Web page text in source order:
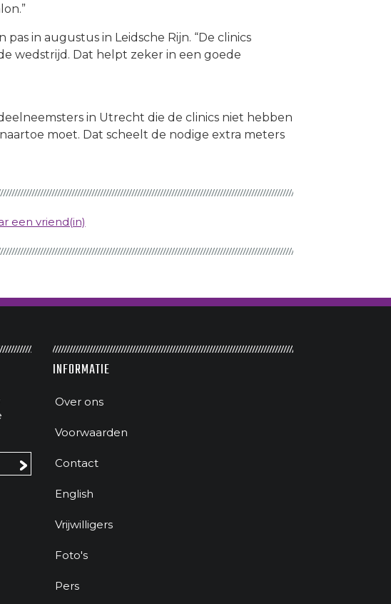
in augustus in Leidsche Rijn. “De clinics
wedstrijd. Dat helpt zeker in een goede
in Utrecht die de clinics niet hebben
moet. Dat scheelt de nodige extra meters
een vriend(in)
INFORMATIE
Over ons
Voorwaarden
Contact
English
Vrijwilligers
Foto's
Pers